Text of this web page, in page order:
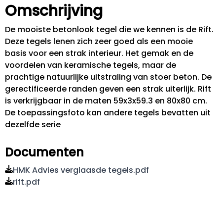
Omschrijving
De mooiste betonlook tegel die we kennen is de Rift.
Deze tegels lenen zich zeer goed als een mooie
basis voor een strak interieur. Het gemak en de
voordelen van keramische tegels, maar de
prachtige natuurlijke uitstraling van stoer beton. De
gerectificeerde randen geven een strak uiterlijk. Rift
is verkrijgbaar in de maten 59x3x59.3 en 80x80 cm.
De toepassingsfoto kan andere tegels bevatten uit
dezelfde serie
Documenten
HMK Advies verglaasde tegels.pdf
rift.pdf